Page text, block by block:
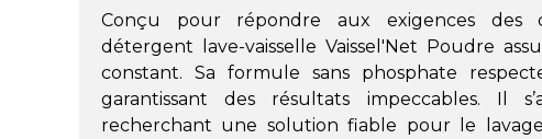
Conçu pour répondre aux exigences des
détergent lave-vaisselle Vaissel'Net Poudre
constant. Sa formule sans phosphate
garantissant des résultats impeccables. Il
recherchant une solution fiable pour le